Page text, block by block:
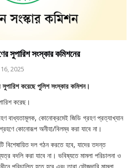
সুপারিশ সংস্কার কমিশনের
2025
করেছে পুলিশ সংস্কার কমিশন।
করেছ।
বাধ্যতামূলক, কোনোক্রমেই জিডি গ্রহণ প্রত্যাখ্যান
কোনোরূপ অনীহা/বিলম্ব করা যাবে না।
বিশেষায়িত দল গঠন করতে হবে, যাদের তদন্ত
বদলি করা যাবে না। ভবিষ্যতে মামলা পরিচালনা ও